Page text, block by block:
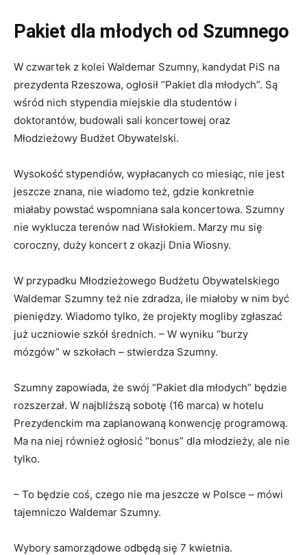
Pakiet dla młodych od Szumnego
W czwartek z kolei Waldemar Szumny, kandydat PiS na
prezydenta Rzeszowa, ogłosił “Pakiet dla młodych”. Są
wśród nich stypendia miejskie dla studentów i
doktorantów, budowali sali koncertowej oraz
Młodzieżowy Budżet Obywatelski.
Wysokość stypendiów, wypłacanych co miesiąc, nie jest
jeszcze znana, nie wiadomo też, gdzie konkretnie
miałaby powstać wspomniana sala koncertowa. Szumny
nie wyklucza terenów nad Wisłokiem. Marzy mu się
coroczny, duży koncert z okazji Dnia Wiosny.
W przypadku Młodzieżowego Budżetu Obywatelskiego
Waldemar Szumny też nie zdradza, ile miałoby w nim być
pieniędzy. Wiadomo tylko, że projekty mogliby zgłaszać
już uczniowie szkół średnich. – W wyniku “burzy
mózgów” w szkołach – stwierdza Szumny.
Szumny zapowiada, że swój “Pakiet dla młodych” będzie
rozszerzał. W najbliższą sobotę (16 marca) w hotelu
Prezydenckim ma zaplanowaną konwencję programową.
Ma na niej również ogłosić “bonus” dla młodzieży, ale nie
tylko.
– To będzie coś, czego nie ma jeszcze w Polsce – mówi
tajemniczo Waldemar Szumny.
Wybory samorządowe odbędą się 7 kwietnia.